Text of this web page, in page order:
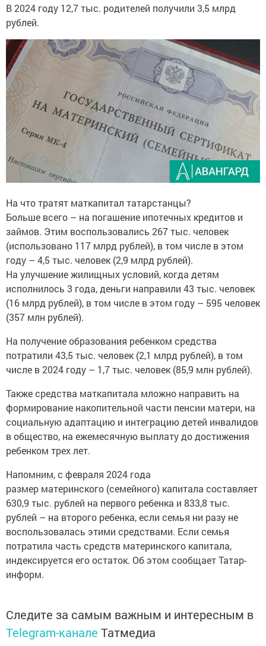
В 2024 году 12,7 тыс. родителей получили 3,5 млрд
рублей.
На что тратят маткапитал татарстанцы?
Больше всего – на погашение ипотечных кредитов и
займов. Этим воспользовались 267 тыс. человек
(использовано 117 млрд рублей), в том числе в этом
году – 4,5 тыс. человек (2,9 млрд рублей).
На улучшение жилищных условий, когда детям
исполнилось 3 года, деньги направили 43 тыс. человек
(16 млрд рублей), в том числе в этом году – 595 человек
(357 млн рублей).
На получение образования ребенком средства
потратили 43,5 тыс. человек (2,1 млрд рублей), в том
числе в 2024 году – 1,7 тыс. человек (85,9 млн рублей).
Также средства маткапитала мложно направить на
формирование накопительной части пенсии матери, на
социальную адаптацию и интеграцию детей инвалидов
в общество, на ежемесячную выплату до достижения
ребенком трех лет.
Напомним, с февраля 2024 года
размер материнского (семейного) капитала составляет
630,9 тыс. рублей на первого ребенка и 833,8 тыс.
рублей – на второго ребенка, если семья ни разу не
воспользовалась этими средствами. Если семья
потратила часть средств материнского капитала,
индексируется его остаток. Об этом сообщает Татар-
информ.
Следите за самым важным и интересным в
Telegram-канале Татмедиа